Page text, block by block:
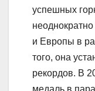
успешных
и Европы в
того, она
рекордов. В